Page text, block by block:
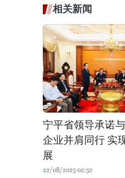
相关新闻
宁平省领导承诺
企业并肩同行 实
展
22/08/2025 02:52